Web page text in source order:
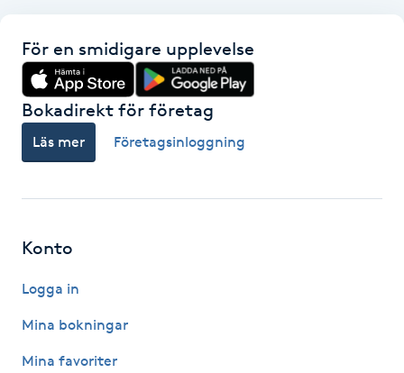
IPL
IPL hårborttagning
IR-massage
K18
För en smidigare upplevelse
Bokadirekt för företag
Läs mer Företagsinloggning
Konto
Logga in
Mina bokningar
Mina favoriter